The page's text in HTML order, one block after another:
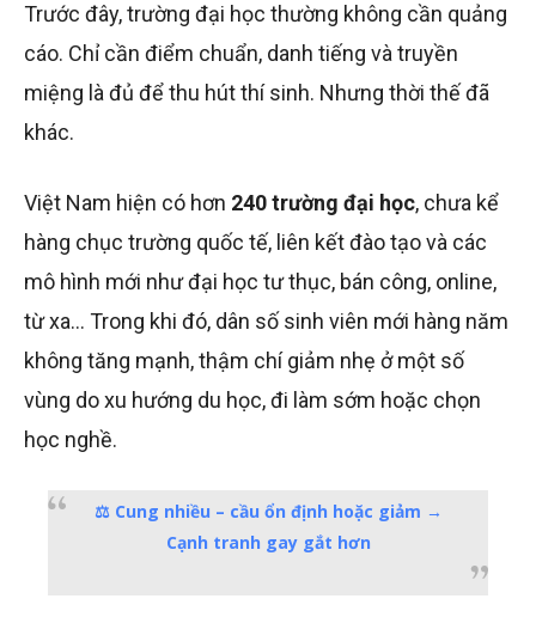
Trước đây, trường đại học thường không cần quảng
cáo. Chỉ cần điểm chuẩn, danh tiếng và truyền
miệng là đủ để thu hút thí sinh. Nhưng thời thế đã
khác.
Việt Nam hiện có hơn 240 trường đại học, chưa kể
hàng chục trường quốc tế, liên kết đào tạo và các
mô hình mới như đại học tư thục, bán công, online,
từ xa… Trong khi đó, dân số sinh viên mới hàng năm
không tăng mạnh, thậm chí giảm nhẹ ở một số
vùng do xu hướng du học, đi làm sớm hoặc chọn
học nghề.
⚖️ Cung nhiều – cầu ổn định hoặc giảm →
Cạnh tranh gay gắt hơn